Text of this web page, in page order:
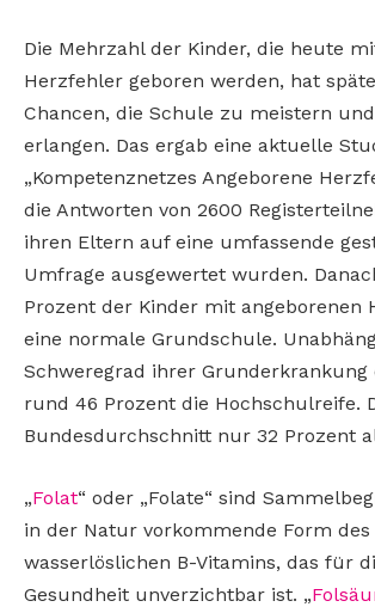
Die Mehrzahl der Kinder, die heute
Herzfehler geboren werden, hat
Chancen, die Schule zu meistern
erlangen. Das ergab eine aktuelle
„Kompetenznetzes Angeborene
die Antworten von 2600
ihren Eltern auf eine umfassende
Umfrage ausgewertet wurden.
Prozent der Kinder mit angeborenen
eine normale Grundschule.
Schweregrad ihrer Grunderkrankung
rund 46 Prozent die Hochschulreife.
Bundesdurchschnitt nur 32 Prozent
„Folat“ oder „Folate“ sind
in der Natur vorkommende Form des
wasserlöslichen B-Vitamins, das für
Gesundheit unverzichtbar ist. „